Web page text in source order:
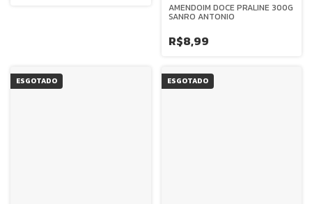
AMENDOIM DOCE PRALINE 300G
SANRO ANTONIO
R$8,99
ESGOTADO ESGOTADO